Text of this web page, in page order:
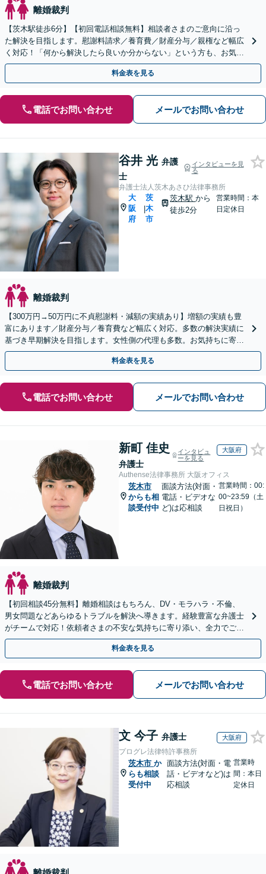
離婚裁判
【茨木駅徒歩6分】【初回電話相談無料】相談者さまのご意向に沿っ
た解決を目指します。慰謝料請求／養育費／財産分与／親権など幅広
く対応！「何から解決したら良いか分からない」という方も、お気軽
にご相談ください【朝8:30から営業】
料金表を見る
電話でお問い合わせ メールでお問い合わせ
谷井 光 弁護
士
インタビューを見
る
弁護士法人茨木あさひ法律事務所
大
阪
府
|
茨
木
市
茨木駅から
徒歩2分
営業時間：本
日定休日
離婚裁判
【300万円→50万円に不貞慰謝料・減額の実績あり】増額の実績も豊
富にあります／財産分与／養育費など幅広く対応。多数の解決実績に
基づき早期解決を目指します。女性側の代理も多数。お気持ちに寄り
添い丁寧に対応します【完全個室でプライバシー配慮】
料金表を見る
電話でお問い合わせ メールでお問い合わせ
新町 佳史
弁護士
インタビュ
ーを見る
大阪府
Authense法律事務所 大阪オフィス
茨木市
からも相
談受付中
面談方法(対面・
電話・ビデオな
ど)は応相談
営業時間：00:
00~23:59（土
日祝日）
離婚裁判
【初回相談45分無料】離婚相談はもちろん、DV・モラハラ・不倫、
男女問題などあらゆるトラブルを解決へ導きます。経験豊富な弁護士
がチームで対応！依頼者さまの不安な気持ちに寄り添い、全力でご支
援します。
料金表を見る
電話でお問い合わせ メールでお問い合わせ
文 今子 弁護士 大阪府
プログレ法律特許事務所
茨木市 か
らも相談
受付中
面談方法(対面・電
話・ビデオなど)は
応相談
営業時
間：本日
定休日